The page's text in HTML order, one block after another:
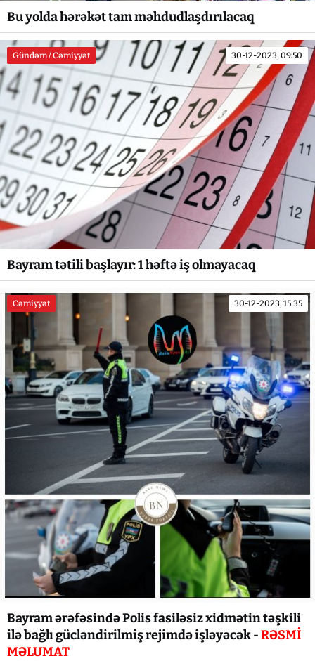
Bu yolda hərəkət tam məhdudlaşdırılacaq
Gündəm / Cəmiyyət 30-12-2023, 09:50
Bayram tətili başlayır: 1 həftə iş olmayacaq
Cəmiyyət 30-12-2023, 15:35
Bayram ərəfəsində Polis fasiləsiz xidmətin təşkili
ilə bağlı gücləndirilmiş rejimdə işləyəcək -RƏSMİ
MƏLUMAT